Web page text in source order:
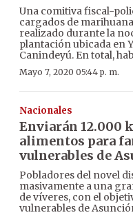
Una comitiva fiscal-
cargados de
realizado durante la
plantación ubicada en
Canindeyú. En total,
Mayo 7, 2020 05:44 p. m.
Nacionales
Enviarán 12.000
alimentos para
vulnerables de
Pobladores del novel
masivamente a una
de víveres, con el
vulnerables de